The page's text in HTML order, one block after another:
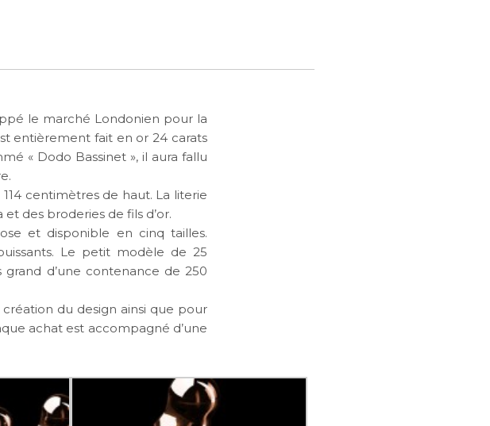
le marché Londonien pour la
entièrement fait en or 24 carats
« Dodo Bassinet », il aura fallu
centimètres de haut. La literie
des broderies de fils d’or.
et disponible en cinq tailles.
Le petit modèle de 25
d’une contenance de 250
du design ainsi que pour
achat est accompagné d’une